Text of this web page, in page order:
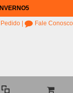
INVERNO5
Fale Conosco